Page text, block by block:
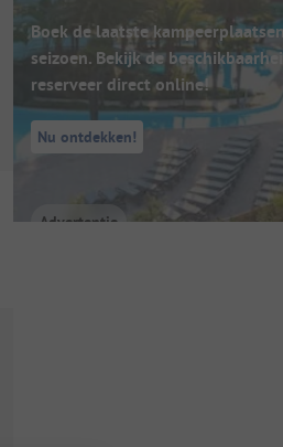
Boek de laatste
seizoen. Bekijk de
reserveer direct online!
Nu ontdekken!